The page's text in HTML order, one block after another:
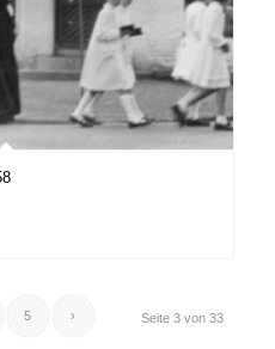
Seite 3 von 33
5 ›